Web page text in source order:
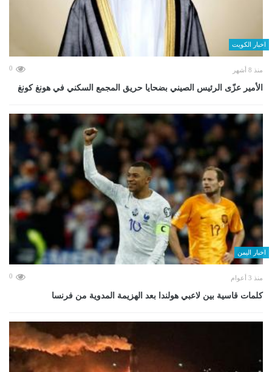
اخبار الكويت
منذ 8 أشهر 0
الأمير عزّى الرئيس الصيني بضحايا حريق المجمع السكني في هونغ كونغ
اخبار اليمن
منذ 3 أعوام 0
كلمات قاسية بين لاعبي هولندا بعد الهزيمة المدوية من فرنسا